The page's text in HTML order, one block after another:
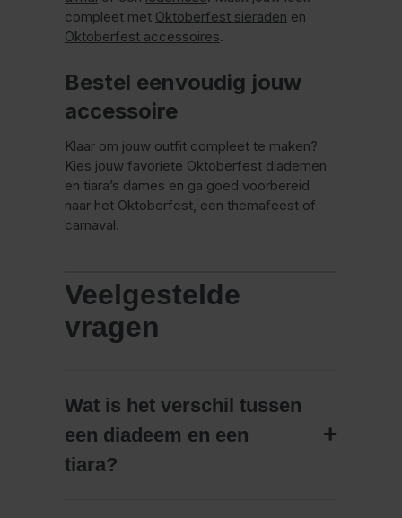
compleet met Oktoberfest sieraden en
Oktoberfest accessoires.
Bestel eenvoudig jouw
accessoire
Klaar om jouw outfit compleet te maken?
Kies jouw favoriete Oktoberfest diademen
en tiara’s dames en ga goed voorbereid
naar het Oktoberfest, een themafeest of
carnaval.
Veelgestelde
vragen
Wat is het verschil tussen
een diadeem en een
tiara?